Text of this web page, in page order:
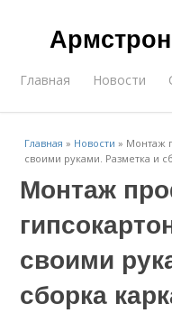
Главная Новости
Главная » Новости » Монтаж
своими руками. Разметка и
Монтаж
своими
сборка